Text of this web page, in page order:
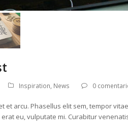
Inspiration, News 0
et arcu. Phasellus elit sem, tempor
eu, vulputate mi. Curabitur